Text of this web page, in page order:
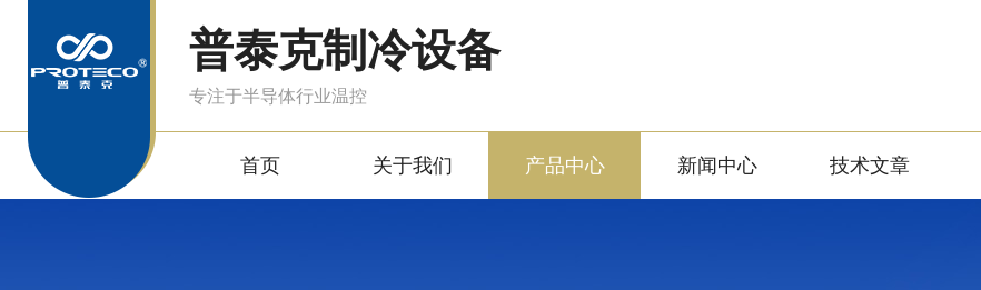
普泰克制冷设备
专注于半导体行业温控
首页 关于我们 产品中心 新闻中心 技术文章